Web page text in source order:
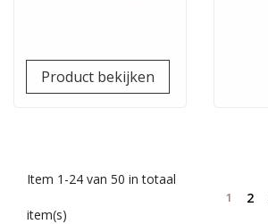
Product bekijken
Item 1-24 van 50 in totaal
item(s)
1 2